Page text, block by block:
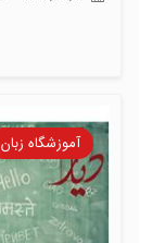
آموزشگاه زبان